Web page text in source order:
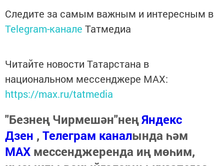
Следите за самым важным и интересным в
Telegram-канале Татмедиа
Читайте новости Татарстана в
национальном мессенджере MАХ:
https://max.ru/tatmedia
"Безнең Чирмешән"неңЯндекс
Дзен , Телеграм каналында һәм
МАХ мессенджеренда иң мөһим,